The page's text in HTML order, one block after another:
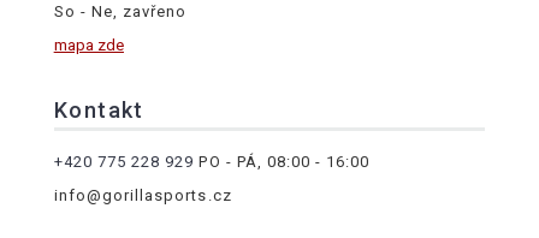
So - Ne, zavřeno
mapa zde
Kontakt
+420 775 228 929 PO - PÁ, 08:00 - 16:00
info@gorillasports.cz